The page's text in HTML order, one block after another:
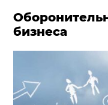
бизнеса